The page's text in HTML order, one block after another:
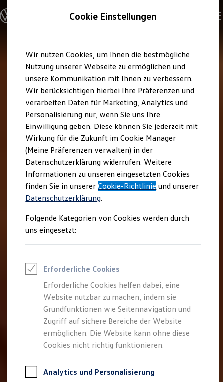
Hauptinhalt
springen
Footer
springen
Modelle und Konfigurator
Konfigurator
Modelle vergleichen
Elektroautos
ENERGY Sondermodelle
Nutzfahrzeuge
SUV und CUV
Familienautos
Kombis
Kompaktwagen
Sportwagen
Schnell verfügbare Fahrzeuge
Angebote und Produkte
Aktuelle Angebote
E-Auto-Förderung
Volkswagen Marktplatz
Die ENERGY Sondermodelle
Junge Gebrauchtwagen und Gebrauchtwagen
Volkswagen Zertifizierte Gebrauchtwagen
Elektromobilität bei Gebrauchtwagen
Saisonangebote
Reifenpakete
Leasing
Leasing-Angebote
Elektroauto Leasing
Kleinwagen-Leasing
Leasing ohne Anzahlung
Finanzierung
Autokredit mit Schlussrate
Versicherungen und Garantien
Kfz-Versicherung
Restschuldversicherungen
Garantien
Professional Class bei Volkswagen
Cookie Einstellungen
Wir nutzen Cookies, um Ihnen die bestmögliche
Nutzung unserer Webseite zu ermöglichen und
unsere Kommunikation mit Ihnen zu verbessern.
Wir berücksichtigen hierbei Ihre Präferenzen und
verarbeiten Daten für Marketing, Analytics und
Personalisierung nur, wenn Sie uns Ihre
Einwilligung geben. Diese können Sie jederzeit mit
Wirkung für die Zukunft im Cookie Manager
(Meine Präferenzen verwalten) in der
Datenschutzerklärung widerrufen. Weitere
Informationen zu unseren eingesetzten Cookies
finden Sie in unsererCookie-Richtlinie und unserer
Datenschutzerklärung.
Folgende Kategorien von Cookies werden durch
uns eingesetzt:
Erforderliche Cookies
Erforderliche Cookies helfen dabei, eine
Website nutzbar zu machen, indem sie
Grundfunktionen wie Seitennavigation und
Zugriff auf sichere Bereiche der Website
ermöglichen. Die Website kann ohne diese
Cookies nicht richtig funktionieren.
Analytics und Personalisierung